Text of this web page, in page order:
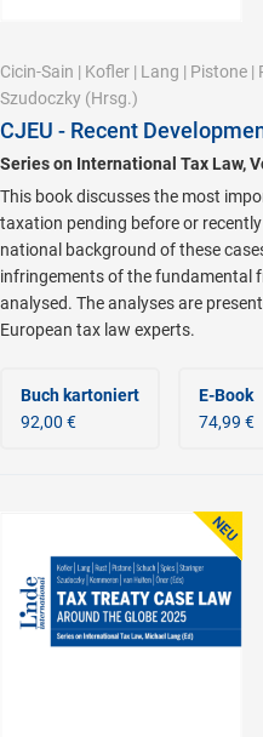
Cicin-Sain | Kofler | Lang | Pistone |
Szudoczky (Hrsg.)
CJEU - Recent
Series on International Tax Law,
This book discusses the most
taxation pending before or
national background of these
infringements of the fundamental
analysed. The analyses are
European tax law experts.
Buch kartoniert
92,00 €
E-Book
74,99 €